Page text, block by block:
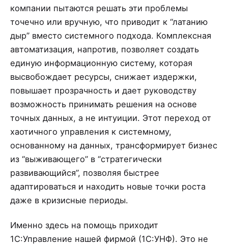
компании пытаются решать эти проблемы
точечно или вручную, что приводит к “латанию
дыр” вместо системного подхода. Комплексная
автоматизация, напротив, позволяет создать
единую информационную систему, которая
высвобождает ресурсы, снижает издержки,
повышает прозрачность и дает руководству
возможность принимать решения на основе
точных данных, а не интуиции. Этот переход от
хаотичного управления к системному,
основанному на данных, трансформирует бизнес
из “выживающего” в “стратегически
развивающийся”, позволяя быстрее
адаптироваться и находить новые точки роста
даже в кризисные периоды.
Именно здесь на помощь приходит
1С:Управление нашей фирмой (1С:УНФ). Это не